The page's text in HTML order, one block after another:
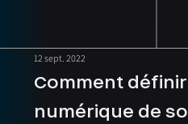
Comment
numérique de
12 sept. 2022